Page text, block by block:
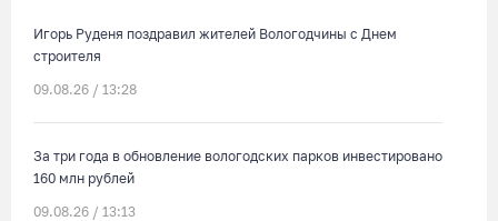
Игорь Руденя поздравил жителей Вологодчины с Днем
строителя
09.08.26 / 13:28
За три года в обновление вологодских парков инвестировано
160 млн рублей
09.08.26 / 13:13